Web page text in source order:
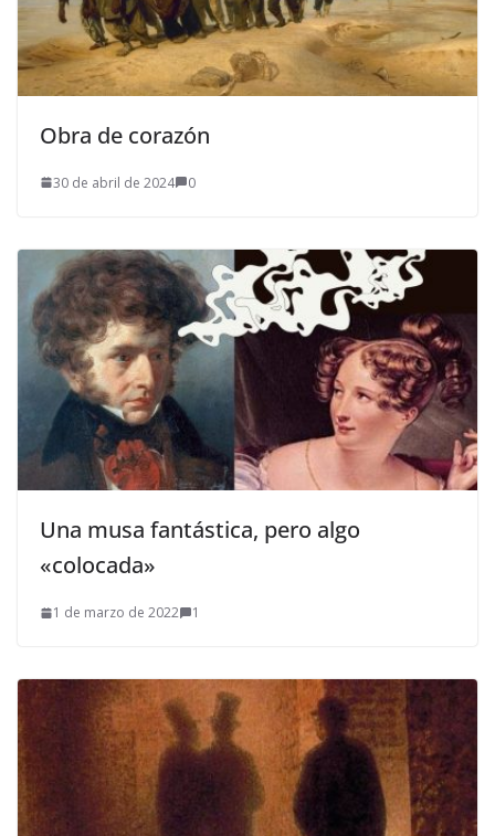
Obra de corazón
30 de abril de 2024 0
Una musa fantástica, pero algo
«colocada»
1 de marzo de 2022 1